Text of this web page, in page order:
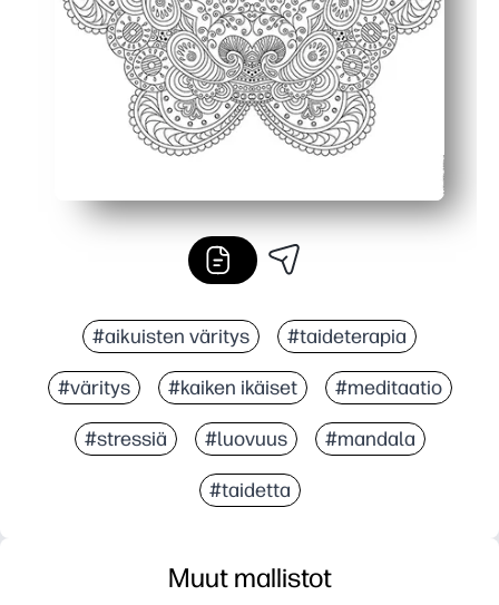
#aikuisten väritys #taideterapia
#väritys #kaiken ikäiset #meditaatio
#stressiä #luovuus #mandala
#taidetta
Muut mallistot